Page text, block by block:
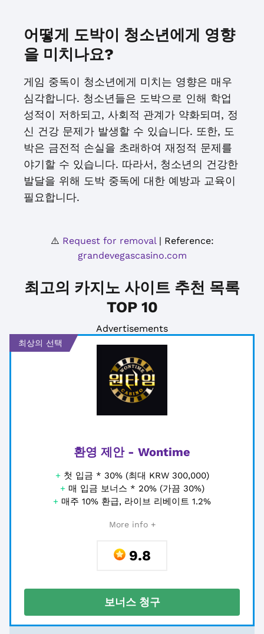
어떻게 도박이 청소년에게 영향
을 미치나요?
게임 중독이 청소년에게 미치는 영향은 매우
심각합니다. 청소년들은 도박으로 인해 학업
성적이 저하되고, 사회적 관계가 약화되며, 정
신 건강 문제가 발생할 수 있습니다. 또한, 도
박은 금전적 손실을 초래하여 재정적 문제를
야기할 수 있습니다. 따라서, 청소년의 건강한
발달을 위해 도박 중독에 대한 예방과 교육이
필요합니다.
⚠️ Request for removal| Reference:
grandevegascasino.com
최고의 카지노 사이트 추천 목록
TOP 10
Advertisements
최상의 선택
환영 제안 - Wontime
+ 첫 입금 * 30% (최대 KRW 300,000)
+ 매 입금 보너스 * 20% (가끔 30%)
+ 매주 10% 환급, 라이브 리베이트 1.2%
More info +
9.8
보너스 청구